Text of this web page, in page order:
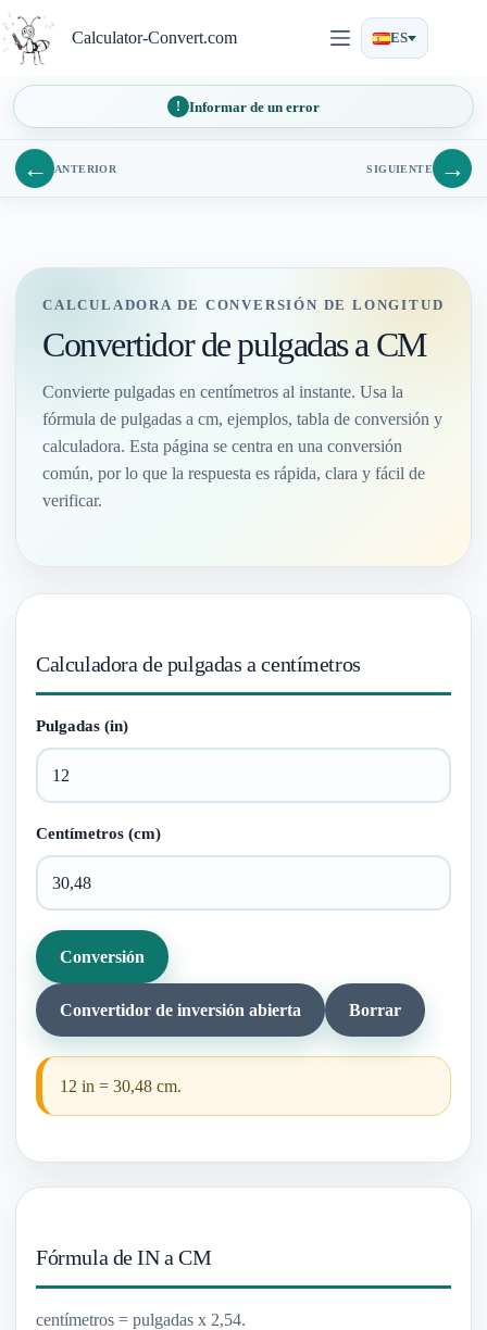
al
contenido
Calculator-Convert.com ES
Informar de un error
← ANTERIOR SIGUIENTE →
CALCULADORA DE CONVERSIÓN DE LONGITUD
Convertidor de pulgadas a CM
Convierte pulgadas en centímetros al instante. Usa la
fórmula de pulgadas a cm, ejemplos, tabla de conversión y
calculadora. Esta página se centra en una conversión
común, por lo que la respuesta es rápida, clara y fácil de
verificar.
Calculadora de pulgadas a centímetros
Pulgadas (in)
Centímetros (cm)
Conversión
Convertidor de inversión abierta Borrar
12 in = 30,48 cm.
Fórmula de IN a CM
centímetros = pulgadas x 2,54.